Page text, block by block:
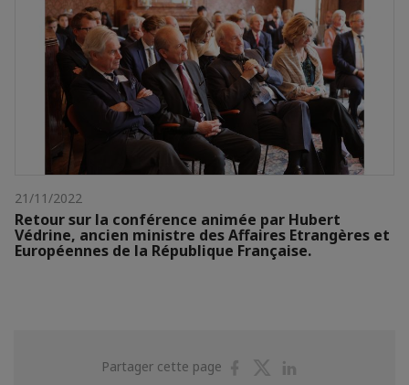
21/11/2022
Retour sur la conférence animée par Hubert
Védrine, ancien ministre des Affaires Etrangères et
Européennes de la République Française.
Partager cette page
PartagerPartager